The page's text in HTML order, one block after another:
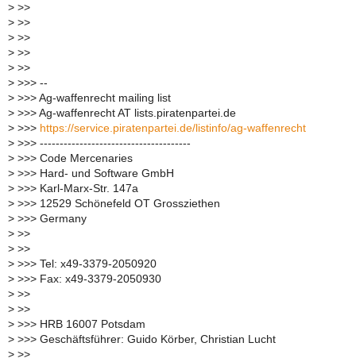
> >>
> >>
> >>
> >>
> >>
> >>> --
> >>> Ag-waffenrecht mailing list
> >>> Ag-waffenrecht AT lists.piratenpartei.de
> >>> https://service.piratenpartei.de/listinfo/ag-waffenrecht
> >>> --------------------------------------
> >>> Code Mercenaries
> >>> Hard- und Software GmbH
> >>> Karl-Marx-Str. 147a
> >>> 12529 Schönefeld OT Grossziethen
> >>> Germany
> >>
> >>
> >>> Tel: x49-3379-2050920
> >>> Fax: x49-3379-2050930
> >>
> >>
> >>> HRB 16007 Potsdam
> >>> Geschäftsführer: Guido Körber, Christian Lucht
> >>